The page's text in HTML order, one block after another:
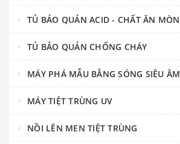
TỦ BẢO QUẢN ACID - CHẤT ĂN MÒN
TỦ BẢO QUẢN CHỐNG CHÁY
MÁY PHÁ MẪU BẰNG SÓNG SIÊU ÂM
MÁY TIỆT TRÙNG UV
NỒI LÊN MEN TIỆT TRÙNG